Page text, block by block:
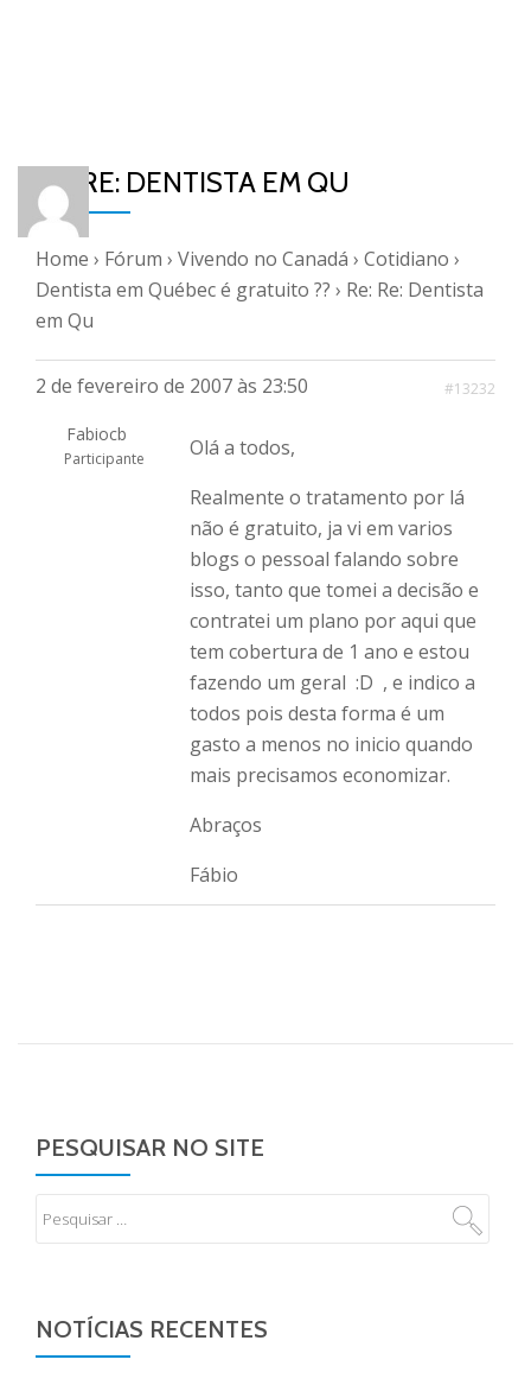
RE: RE: DENTISTA EM QU
Home › Fórum › Vivendo no Canadá › Cotidiano ›
Dentista em Québec é gratuito ?? › Re: Re: Dentista
em Qu
2 de fevereiro de 2007 às 23:50 #13232
Fabiocb
Participante
Olá a todos,
Realmente o tratamento por lá
não é gratuito, ja vi em varios
blogs o pessoal falando sobre
isso, tanto que tomei a decisão e
contratei um plano por aqui que
tem cobertura de 1 ano e estou
fazendo um geral :D , e indico a
todos pois desta forma é um
gasto a menos no inicio quando
mais precisamos economizar.
Abraços
Fábio
PESQUISAR NO SITE
NOTÍCIAS RECENTES